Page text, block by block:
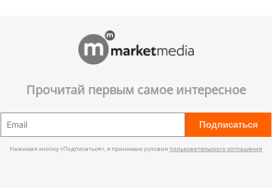
Прочитай первым самое интересное
Подписаться
Нажимая кнопку «Подписаться», я принимаю условия пользовательского соглашения